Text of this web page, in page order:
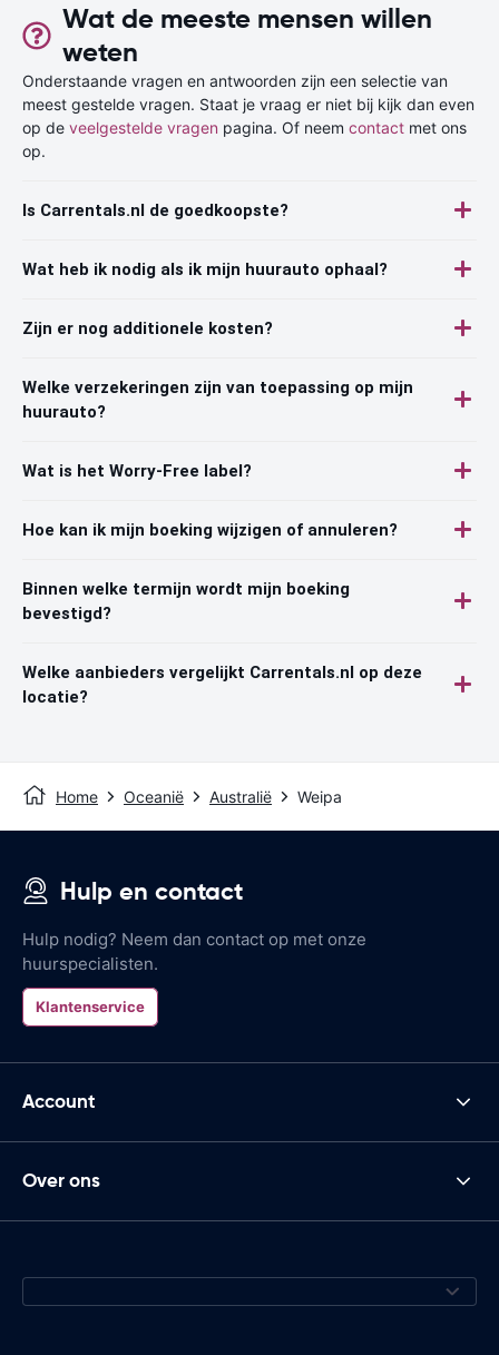
Wat de meeste mensen willen
weten
Onderstaande vragen en antwoorden zijn een selectie van
meest gestelde vragen. Staat je vraag er niet bij kijk dan even
op de veelgestelde vragen pagina. Of neem contact met ons
op.
Is Carrentals.nl de goedkoopste?
Wat heb ik nodig als ik mijn huurauto ophaal?
Zijn er nog additionele kosten?
Welke verzekeringen zijn van toepassing op mijn
huurauto?
Wat is het Worry-Free label?
Hoe kan ik mijn boeking wijzigen of annuleren?
Binnen welke termijn wordt mijn boeking
bevestigd?
Welke aanbieders vergelijkt Carrentals.nl op deze
locatie?
Home Oceanië Australië Weipa
Hulp en contact
Hulp nodig? Neem dan contact op met onze
huurspecialisten.
Klantenservice
Account
Over ons